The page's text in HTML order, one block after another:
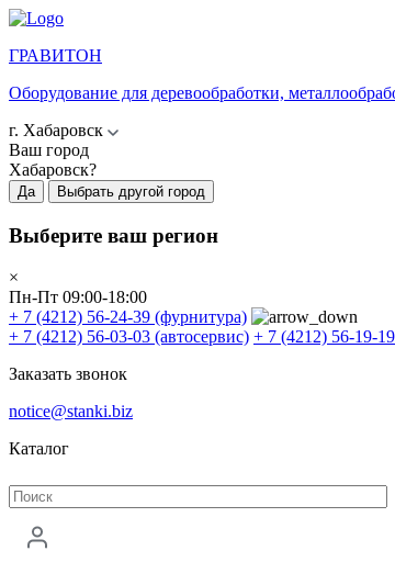
ГРАВИТОН
Оборудование для деревообработки,
г. Хабаровск
Ваш город
Хабаровск?
Да Выбрать другой город
Выберите ваш регион
×
Пн-Пт 09:00-18:00
+ 7 (4212) 56-24-39 (фурнитура)
+ 7 (4212) 56-03-03 (автосервис) + 7 (4212) 56-19-19
Заказать звонок
notice@stanki.biz
Каталог